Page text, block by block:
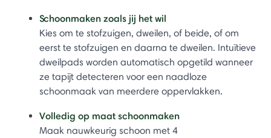
Schoonmaken zoals jij het wil
Kies om te stofzuigen, dweilen, of beide, of om
eerst te stofzuigen en daarna te dweilen. Intuïtieve
dweilpads worden automatisch opgetild wanneer
ze tapijt detecteren voor een naadloze
schoonmaak van meerdere oppervlakken.
Volledig op maat schoonmaken
Maak nauwkeurig schoon met 4